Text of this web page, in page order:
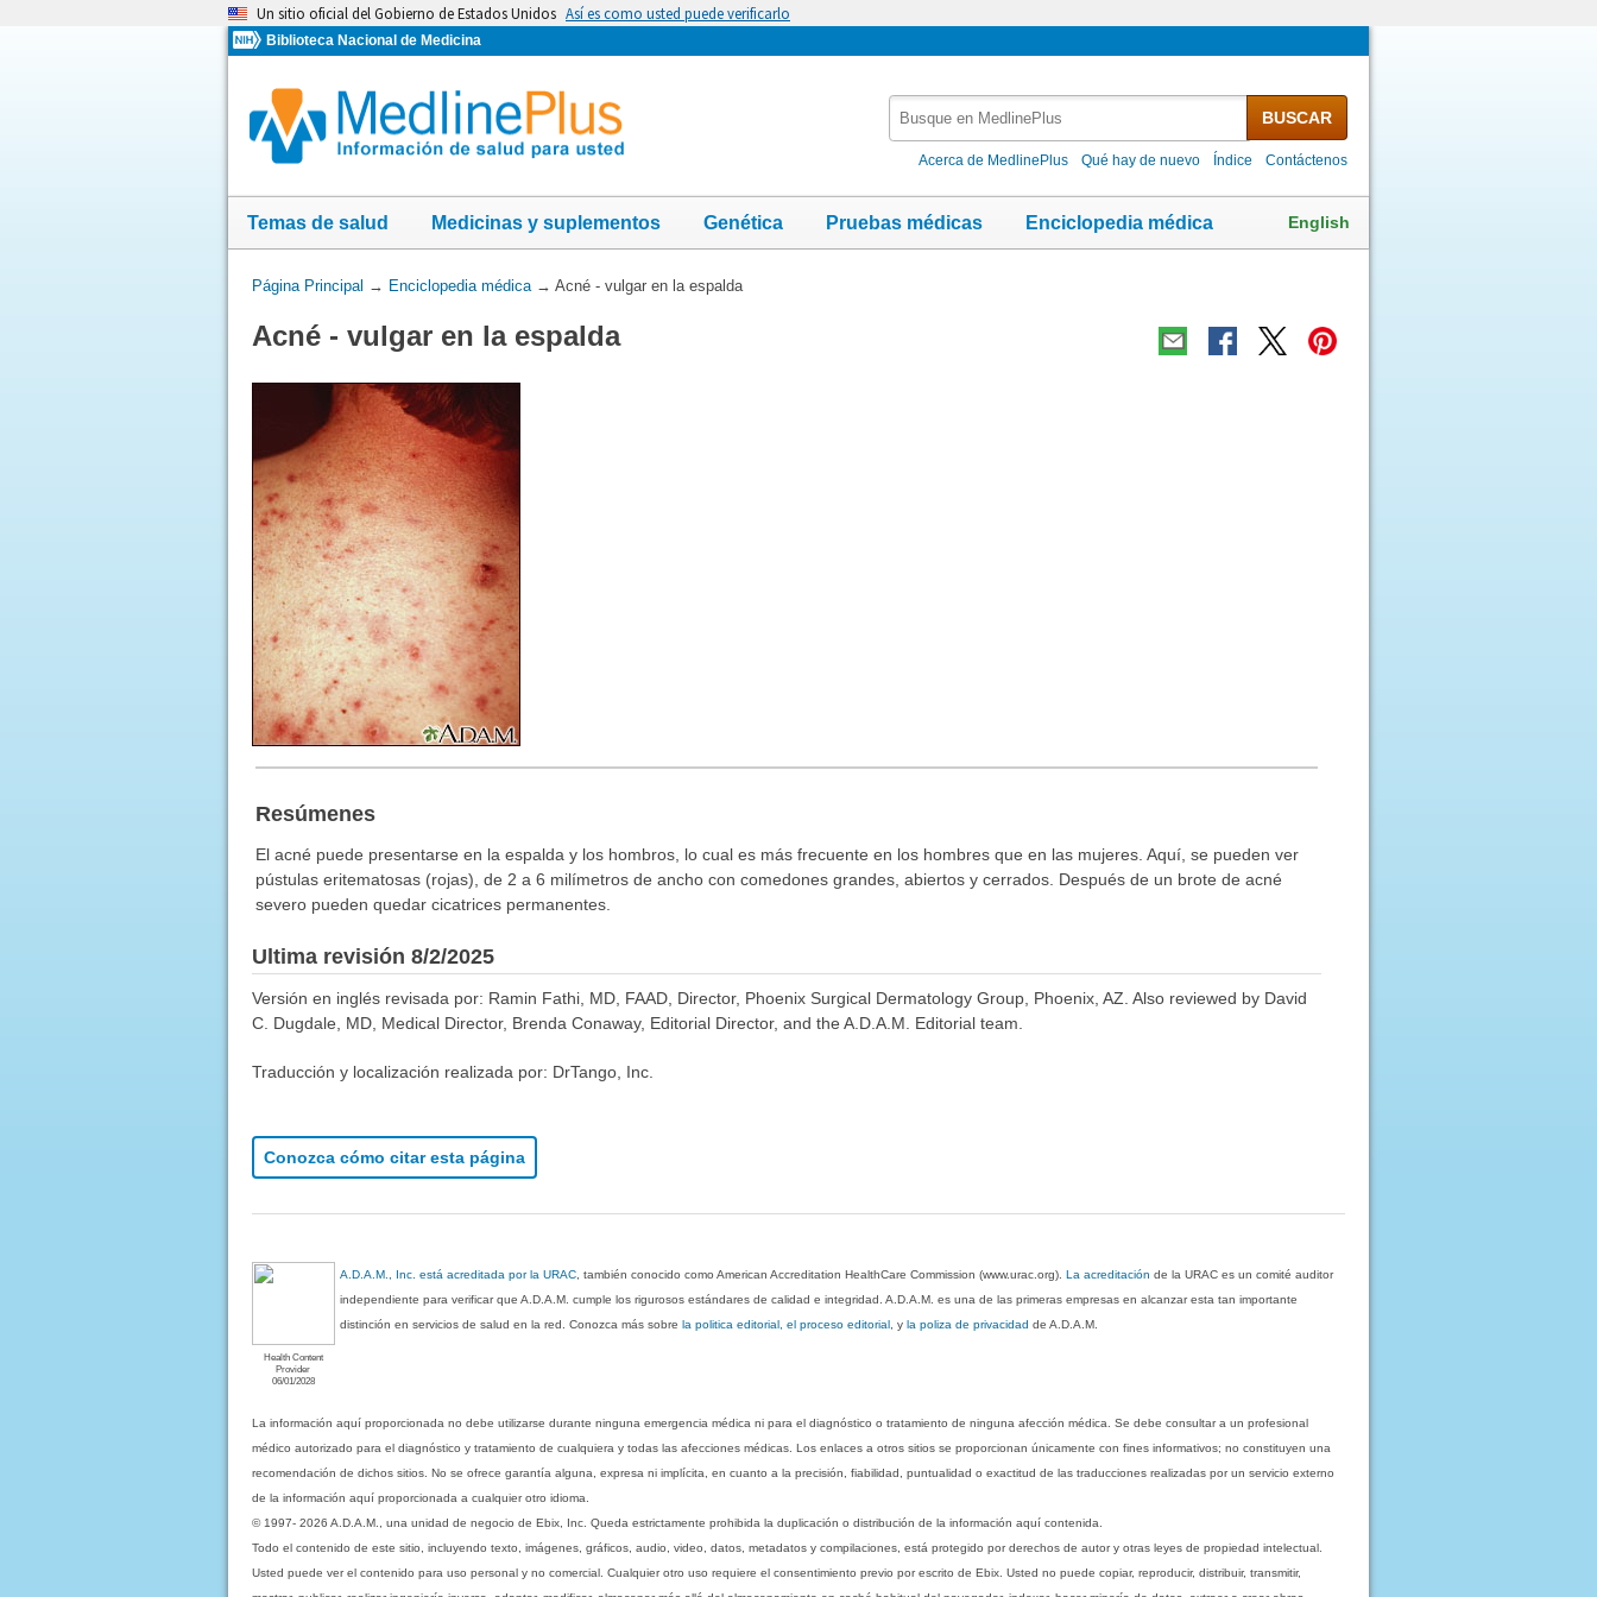
Un sitio oficial del Gobierno de Estados Unidos Así es como usted puede verificarlo
Biblioteca Nacional de Medicina
MedlinePlus
BUSCAR
Acerca de MedlinePlus Qué hay de nuevo Índice Contáctenos
Temas de salud Medicinas y suplementos Genética Pruebas médicas Enciclopedia médica English
Usted
aquí:
Página Principal → Enciclopedia médica→ Acné - vulgar en la espalda
Acné - vulgar en la espalda
Resúmenes
El acné puede presentarse en la espalda y los hombros, lo cual es más frecuente en los hombres que en las mujeres. Aquí, se pueden ver
pústulas eritematosas (rojas), de 2 a 6 milímetros de ancho con comedones grandes, abiertos y cerrados. Después de un brote de acné
severo pueden quedar cicatrices permanentes.
Ultima revisión 8/2/2025
Versión en inglés revisada por: Ramin Fathi, MD, FAAD, Director, Phoenix Surgical Dermatology Group, Phoenix, AZ. Also reviewed by David
C. Dugdale, MD, Medical Director, Brenda Conaway, Editorial Director, and the A.D.A.M. Editorial team.
Traducción y localización realizada por: DrTango, Inc.
Conozca cómo citar esta página
Health Content
Provider
06/01/2028
A.D.A.M., Inc. está acreditada por la URAC , también conocido como American Accreditation HealthCare Commission (www.urac.org).La acreditación de la URAC es un comité auditor
independiente para verificar que A.D.A.M. cumple los rigurosos estándares de calidad e integridad. A.D.A.M. es una de las primeras empresas en alcanzar esta tan importante
distinción en servicios de salud en la red. Conozca más sobrela politica editorial, el proceso editorial , yla poliza de privacidad de A.D.A.M.
La información aquí proporcionada no debe utilizarse durante ninguna emergencia médica ni para el diagnóstico o tratamiento de ninguna afección médica. Se debe consultar a un profesional
médico autorizado para el diagnóstico y tratamiento de cualquiera y todas las afecciones médicas. Los enlaces a otros sitios se proporcionan únicamente con fines informativos; no constituyen una
recomendación de dichos sitios. No se ofrece garantía alguna, expresa ni implícita, en cuanto a la precisión, fiabilidad, puntualidad o exactitud de las traducciones realizadas por un servicio externo
de la información aquí proporcionada a cualquier otro idioma.
© 1997- 2026 A.D.A.M., una unidad de negocio de Ebix, Inc. Queda estrictamente prohibida la duplicación o distribución de la información aquí contenida.
Todo el contenido de este sitio, incluyendo texto, imágenes, gráficos, audio, video, datos, metadatos y compilaciones, está protegido por derechos de autor y otras leyes de propiedad intelectual.
Usted puede ver el contenido para uso personal y no comercial. Cualquier otro uso requiere el consentimiento previo por escrito de Ebix. Usted no puede copiar, reproducir, distribuir, transmitir,